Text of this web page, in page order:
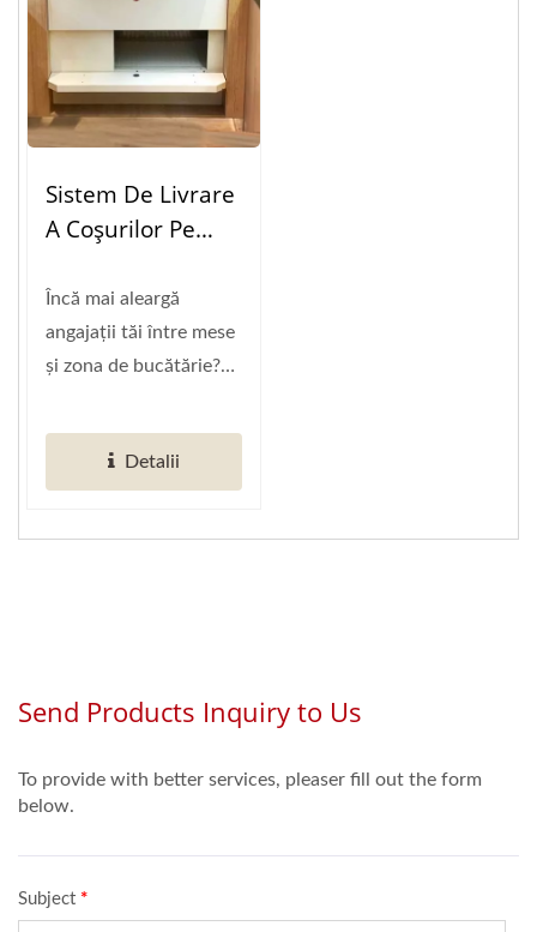
Sistem De Livrare
A Coșurilor Pe
Încă mai aleargă
angajații tăi între mese
și zona de bucătărie?
Detalii